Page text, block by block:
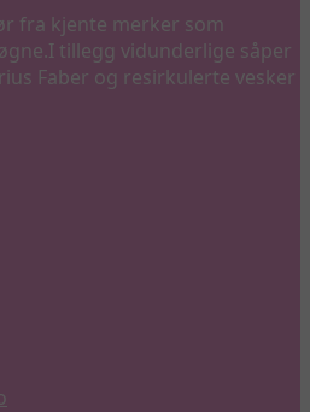
fra kjente merker som
tillegg vidunderlige såper
Faber og resirkulerte vesker